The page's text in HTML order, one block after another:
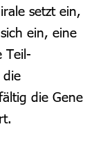
setzt ein,
ein, eine
Teil-
die
die Gene